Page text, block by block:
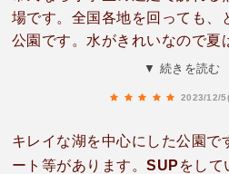
場です。全国各地を回っても、
公園です。水がきれいなので夏
わっているほか、景色目当てに
サギ類やカワセミ、カモ等たく
が楽しいです。
▼ 続きを読む
2023/12/
キレイな湖を中心にした公園で
ート等があります。SUPをして